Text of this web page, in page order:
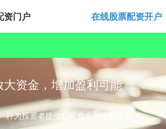
资门户 在线股票配资开户
大资金，增加盈利可能
种为投资者提供杠杆资金的金融服务！